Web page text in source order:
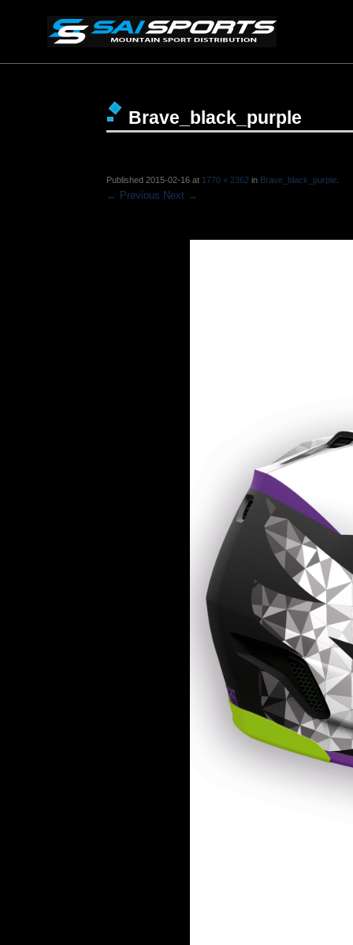
Brave_black_purple
Published 2015-02-16 at 1770 × 2362 in Brave_black_purple
← Previous Next →